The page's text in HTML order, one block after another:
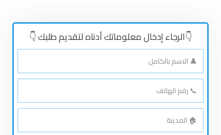
👇الرجاء إدخال معلوماتك أدناه لتقديم طلبك 👇
👤
الاسم
بالكامل*
📞
رقم
الهاتف*
🏠
المدينة*